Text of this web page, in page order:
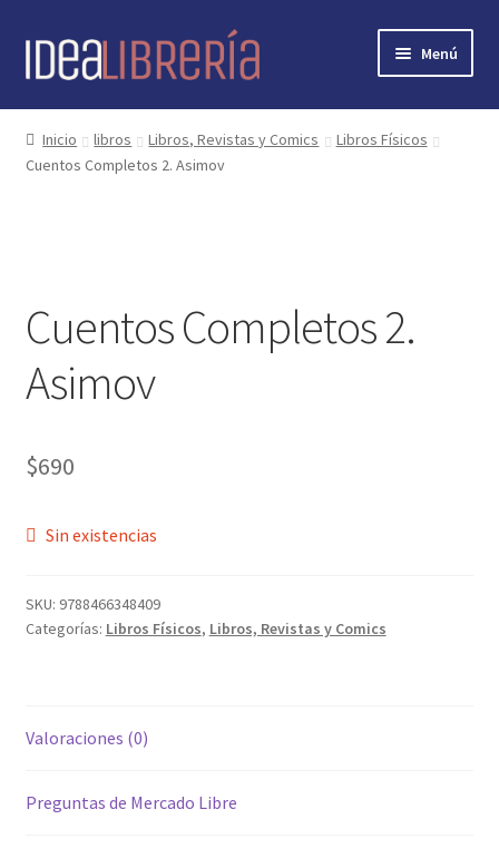
Ir
Ir
Menú
Inicio
contacto
nosotros
novedades
preguntas
Inicio libros Libros, Revistas y Comics
Libros Físicos
Cuentos Completos 2. Asimov
Cuentos Completos 2.
Asimov
$690
Sin existencias
SKU: 9788466348409
Categorías: Libros Físicos, Libros, Revistas y Comics
Valoraciones (0)
Preguntas de Mercado Libre